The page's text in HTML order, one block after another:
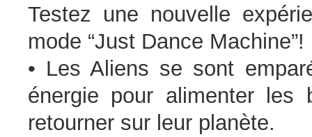
Testez une nouvelle
mode “Just Dance
• Les Aliens se sont
énergie pour alimenter les
retourner sur leur planète.